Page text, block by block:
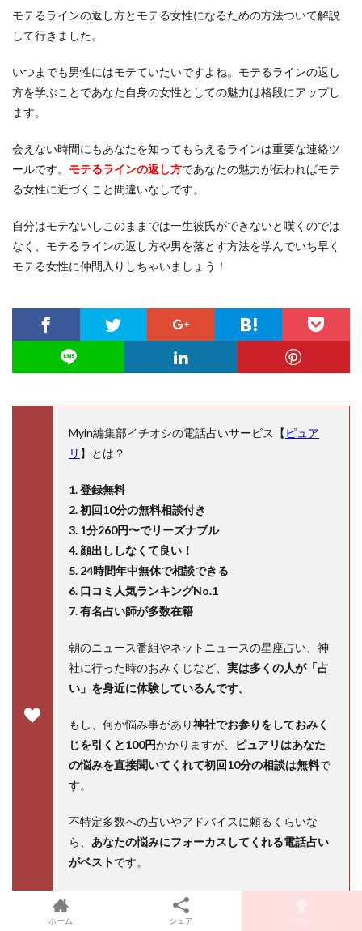
モテるラインの返し方とモテる女性になるための方法ついて解説
して行きました。
いつまでも男性にはモテていたいですよね。モテるラインの返し
方を学ぶことであなた自身の女性としての魅力は格段にアップし
ます。
会えない時間にもあなたを知ってもらえるラインは重要な連絡ツ
ールです。 モテるラインの返し方であなたの魅力が伝わればモテ
る女性に近づくこと間違いなしです。
自分はモテないしこのままでは一生彼氏ができないと嘆くのでは
なく、モテるラインの返し方や男を落とす方法を学んでいち早く
モテる女性に仲間入りしちゃいましょう！
Myin編集部イチオシの電話占いサービス【 ピュア
リ 】とは？
1. 登録無料
2. 初回10分の無料相談付き
3. 1分260円〜でリーズナブル
4. 顔出ししなくて良い！
5. 24時間年中無休で相談できる
6. 口コミ人気ランキングNo.1
7. 有名占い師が多数在籍
朝のニュース番組やネットニュースの星座占い、神
社に行った時のおみくじなど、 実は多くの人が「占
い」を身近に体験しているんです。
もし、何か悩み事があり神社でお参りをしておみく
じを引くと100円かかりますが、
ピュアリはあなた
の悩みを直接聞いてくれて初回10分の相談は無料で
す。
不特定多数への占いやアドバイスに頼るくらいな
ら、 あなたの悩みにフォーカスしてくれる電話占い
がベストです。
初回10分の無料相談を使って電話占いの凄さをいま
すぐ体感してみませんか？まずは
ホーム シェア